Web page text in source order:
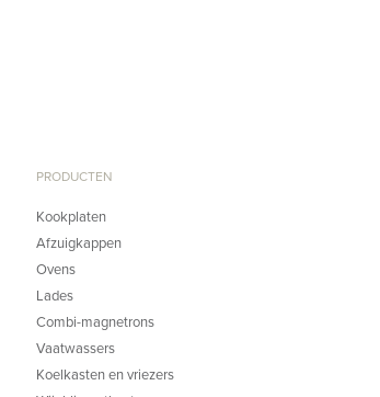
PRODUCTEN
Kookplaten
Afzuigkappen
Ovens
Lades
Combi-magnetrons
Vaatwassers
Koelkasten en vriezers